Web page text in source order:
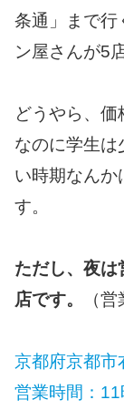
条通」まで行
ン屋さんが5
どうやら、価
なのに学生は
い時期なんか
す。
ただし、夜は
店です。
（
京都府京都市
営業時間：